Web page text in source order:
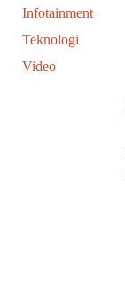
Infotainment
Teknologi
Video